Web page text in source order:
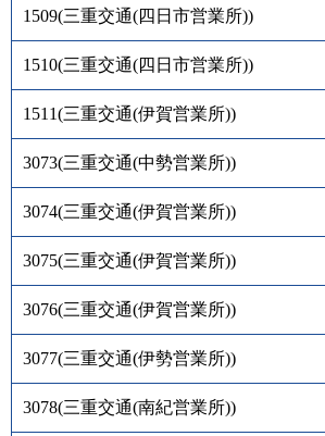
1509(三重交通(四日市営業所))
1510(三重交通(四日市営業所))
1511(三重交通(伊賀営業所))
3073(三重交通(中勢営業所))
3074(三重交通(伊賀営業所))
3075(三重交通(伊賀営業所))
3076(三重交通(伊賀営業所))
3077(三重交通(伊勢営業所))
3078(三重交通(南紀営業所))